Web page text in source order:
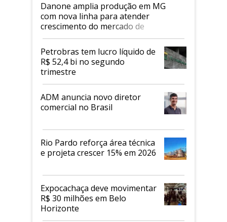
Danone amplia produção em MG
com nova linha para atender
crescimento do mercado de
alimentos proteicos
Petrobras tem lucro líquido de
R$ 52,4 bi no segundo
trimestre
ADM anuncia novo diretor
comercial no Brasil
Rio Pardo reforça área técnica
e projeta crescer 15% em 2026
Expocachaça deve movimentar
R$ 30 milhões em Belo
Horizonte